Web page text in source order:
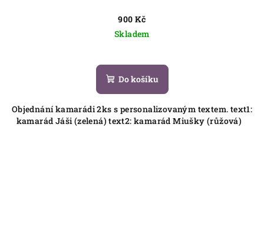
900 Kč
Skladem
Do košíku
Objednání kamarádi 2ks s personalizovaným textem. text1:
kamarád Jáši (zelená) text2: kamarád Miušky (růžová)